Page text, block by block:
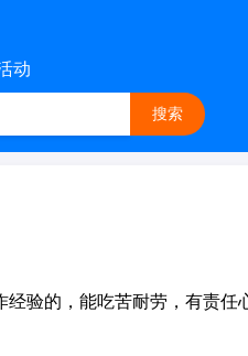
动
搜索
验的，能吃苦耐劳，有责任